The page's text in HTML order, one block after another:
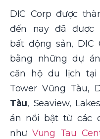
DIC Corp được
đến nay đã
bất động sản,
bằng những dự
căn hộ du lịch tại
Tower Vũng Tàu,
Tàu, Seaview,
án nổi bật từ các
như Vung Tau